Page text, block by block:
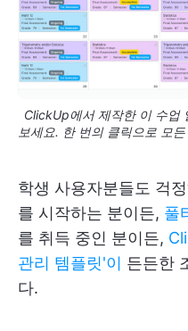
ClickUp에서 제작한 이 수업
보세요. 한 번의 클릭으로 모
학생 사용자분들도 걱
를 시작하는 분이든, 풀
를 취득 중인 분이든,
관리 템플릿'이 든든한
다.